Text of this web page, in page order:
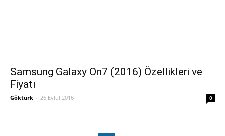
Samsung Galaxy On7 (2016) Özellikleri ve
Fiyatı
Göktürk - 26 Eylül 2016 0